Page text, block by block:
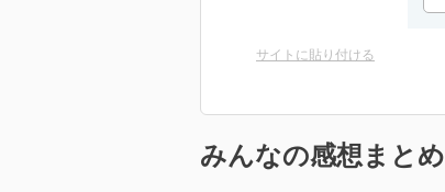
サイトに貼り付ける
みんなの感想まとめ